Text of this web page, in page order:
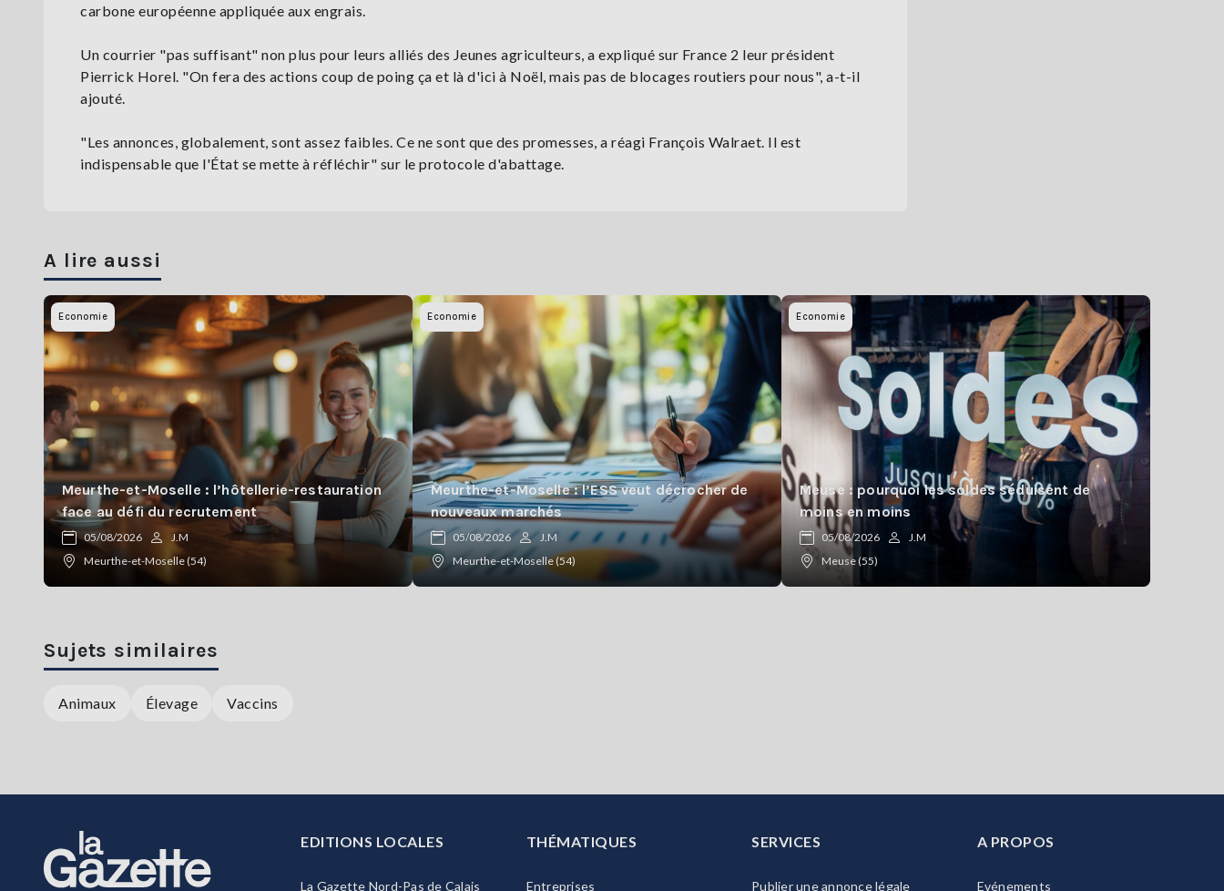
carbone européenne appliquée aux engrais.
Un courrier "pas suffisant" non plus pour leurs alliés des Jeunes agriculteurs, a expliqué sur France 2 leur président
Pierrick Horel. "On fera des actions coup de poing ça et là d'ici à Noël, mais pas de blocages routiers pour nous", a-t-il
ajouté.
"Les annonces, globalement, sont assez faibles. Ce ne sont que des promesses, a réagi François Walraet. Il est
indispensable que l'État se mette à réfléchir" sur le protocole d'abattage.
A lire aussi
Economie
Meurthe-et-Moselle : l’hôtellerie-restauration
face au défi du recrutement
05/08/2026
J.M
Meurthe-et-Moselle (54)
Economie
Meurthe-et-Moselle : l’ESS veut décrocher de
nouveaux marchés
05/08/2026
J.M
Meurthe-et-Moselle (54)
Economie
Meuse : pourquoi les soldes séduisent de
moins en moins
05/08/2026
J.M
Meuse (55)
Sujets similaires
Animaux Élevage Vaccins
EDITIONS LOCALES
La Gazette Nord-Pas de Calais
THÉMATIQUES
Entreprises
SERVICES
Publier une annonce légale
A PROPOS
Evénements